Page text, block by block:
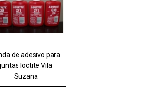
de adesivo para
juntas loctite Vila
Suzana